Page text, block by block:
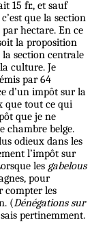
15 fr., et sauf
que la section
hectare. En ce
la proposition
section centrale
culture. Je
par 64
d’un impôt sur la
que tout ce qui
que je ne
chambre belge.
odieux dans les
l’impôt sur
les gabelous
pour
compter les
(Dénégations sur
pertinemment.